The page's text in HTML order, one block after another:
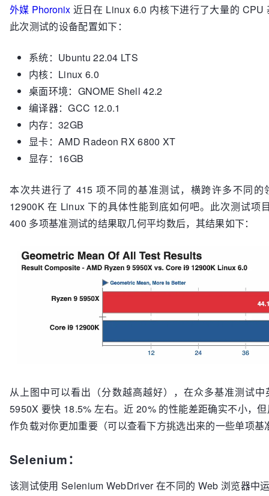
外媒 Phoronix 近日在 Linux 6.0 内核下进行了大量的
此次测试的设备配置如下：
系统：Ubuntu 22.04 LTS
内核：Linux 6.0
桌面环境：GNOME Shell 42.2
编译器：GCC 12.0.1
内存：32GB
显卡：AMD Radeon RX 6800 XT
显存：16GB
本次共进行了 415 项不同的基准测试，横跨许多不同
12900K 在 Linux 下的具体性能到底如何吧。此次测试项
400 多项基准测试的结果取几何平均数后，其结果如下：
从上图中可以看出（分数越高越好），在众多基准测试
5950X 要快 18.5% 左右。近 20% 的性能差距确实不小，
作负载对你更加重要（可以查看下方挑选出来的一些单项基
Selenium：
该测试使用 Selenium WebDriver 在不同的 Web 浏览器中